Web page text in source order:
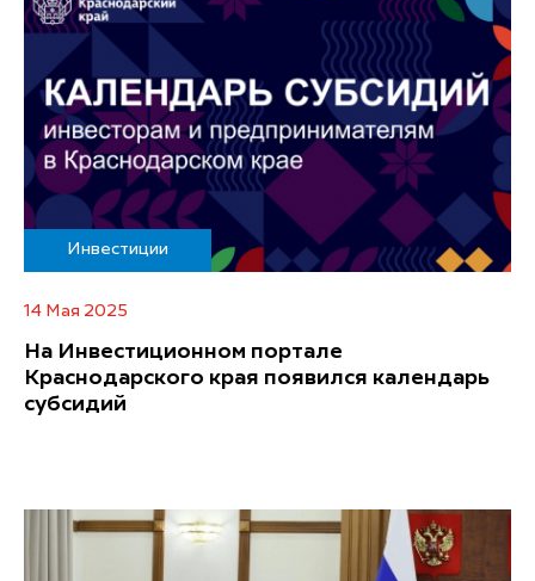
Инвестиции
14 Мая 2025
На Инвестиционном портале
Краснодарского края появился календарь
субсидий